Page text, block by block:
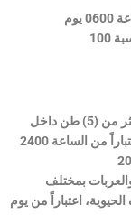
وقف الإجازات: تتوقف كافة الإجازات اعتباراً من الساعة 0600 يوم
حظر عجلات الحمل: يتم حظر حركة عجلات الحمل أكثر من (5) طن داخل
مراكز المدن وبشكل خاص قرب المراكز الانتخابية اعتباراً من الساعة 2400
بمختلف
اعتباراً من يوم